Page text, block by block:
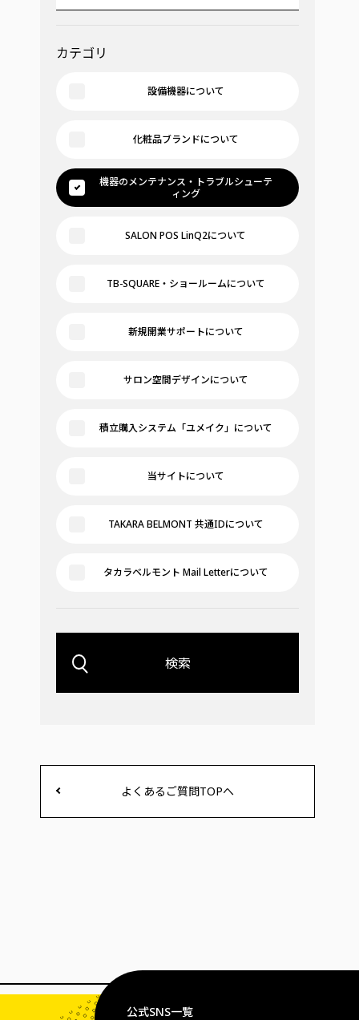
カテゴリ
設備機器について
化粧品ブランドについて
機器のメンテナンス・トラブルシューテ
ィング
SALON POS LinQ2について
TB-SQUARE・ショールームについて
新規開業サポートについて
サロン空間デザインについて
積立購入システム「ユメイク」について
当サイトについて
TAKARA BELMONT 共通IDについて
タカラベルモント Mail Letterについて
検索
よくあるご質問TOPへ
公式SNS一覧